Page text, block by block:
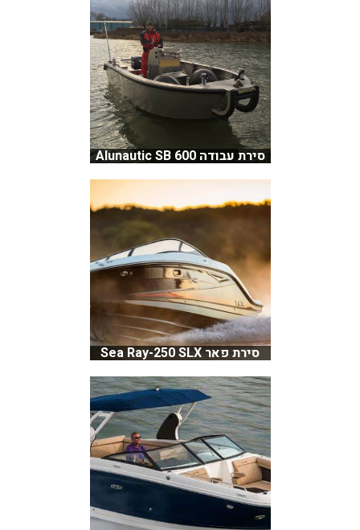
סירת עבודה Alunautic SB 600
סירת פאר Sea Ray-250 SLX